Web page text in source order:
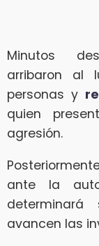
Minutos
arribaron al
personas y
quien
agresión.
ante la
determinará
avancen las